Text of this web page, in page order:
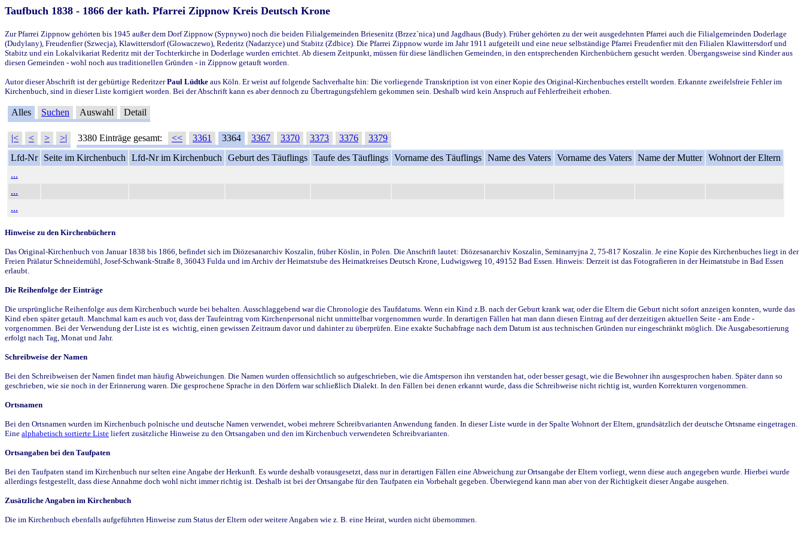
Taufbuch 1838 - 1866 der kath. Pfarrei Zippnow Kreis Deutsch Krone
Zur Pfarrei Zippnow gehörten bis 1945 außer dem Dorf Zippnow (Sypnywo) noch die beiden Filialgemeinden Briesenitz (Brzez`nica) und Jagdhaus (Budy). Früher gehörten zu der weit ausgedehnten Pfarrei auch die Filialgemeinden Doderlage
(Dudylany), Freudenfier (Szwecja), Klawittersdorf (Glowaczewo), Rederitz (Nadarzyce) und Stabitz (Zdbice). Die Pfarrei Zippnow wurde im Jahr 1911 aufgeteilt und eine neue selbständige Pfarrei Freudenfier mit den Filialen Klawittersdorf und
Stabitz und ein Lokalvikariat Rederitz mit der Tochterkirche in Doderlage wurden errichtet. Ab diesem Zeitpunkt, müssen für diese ländlichen Gemeinden, in den entsprechenden Kirchenbüchern gesucht werden. Übergangsweise sind Kinder aus
diesen Gemeinden - wohl noch aus traditionellen Gründen - in Zippnow getauft worden.
Autor dieser Abschrift ist der gebürtige RederitzerPaul Lüdtke aus Köln. Er weist auf folgende Sachverhalte hin: Die vorliegende Transkription ist von einer Kopie des Original-Kirchenbuches erstellt worden. Erkannte zweifelsfreie Fehler im
Kirchenbuch, sind in dieser Liste korrigiert worden. Bei der Abschrift kann es aber dennoch zu Übertragungsfehlern gekommen sein. Deshalb wird kein Anspruch auf Fehlerfreiheit erhoben.
Alles Suchen Auswahl Detail
|< < > >| 3380 Einträge gesamt: << 3361 3364 3367 3370 3373 3376
3379
Lfd-Nr
Seite im Kirchenbuch Lfd-Nr im Kirchenbuch Geburt des Täuflings Taufe des Täuflings Vorname des Täuflings Name des Vaters Vorname des Vaters Name der Mutter Wohnort der Eltern
...
...
...
Hinweise zu den Kirchenbüchern
Das Original-Kirchenbuch von Januar 1838 bis 1866, befindet sich im Diözesanarchiv Koszalin, früher Köslin, in Polen. Die Anschrift lautet: Diözesanarchiv Koszalin, Seminarryjna 2, 75-817 Koszalin. Je eine Kopie des Kirchenbuches liegt in der
Freien Prälatur Schneidemühl, Josef-Schwank-Straße 8, 36043 Fulda und im Archiv der Heimatstube des Heimatkreises Deutsch Krone, Ludwigsweg 10, 49152 Bad Essen. Hinweis: Derzeit ist das Fotografieren in der Heimatstube in Bad Essen
erlaubt.
Die Reihenfolge der Einträge
Die ursprüngliche Reihenfolge aus dem Kirchenbuch wurde bei behalten. Ausschlaggebend war die Chronologie des Taufdatums. Wenn ein Kind z.B. nach der Geburt krank war, oder die Eltern die Geburt nicht sofort anzeigen konnten, wurde das
Kind eben später getauft. Manchmal kam es auch vor, dass der Taufeintrag vom Kirchenpersonal nicht unmittelbar vorgenommen wurde. In derartigen Fällen hat man dann diesen Eintrag auf der derzeitigen aktuellen Seite - am Ende -
vorgenommen. Bei der Verwendung der Liste ist es wichtig, einen gewissen Zeitraum davor und dahinter zu überprüfen. Eine exakte Suchabfrage nach dem Datum ist aus technischen Gründen nur eingeschränkt möglich. Die Ausgabesortierung
erfolgt nach Tag, Monat und Jahr.
Schreibweise der Namen
Bei den Schreibweisen der Namen findet man häufig Abweichungen. Die Namen wurden offensichtlich so aufgeschrieben, wie die Amtsperson ihn verstanden hat, oder besser gesagt, wie die Bewohner ihn ausgesprochen haben. Später dann so
geschrieben, wie sie noch in der Erinnerung waren. Die gesprochene Sprache in den Dörfern war schließlich Dialekt. In den Fällen bei denen erkannt wurde, dass die Schreibweise nicht richtig ist, wurden Korrekturen vorgenommen.
Ortsnamen
Bei den Ortsnamen wurden im Kirchenbuch polnische und deutsche Namen verwendet, wobei mehrere Schreibvarianten Anwendung fanden. In dieser Liste wurde in der Spalte Wohnort der Eltern, grundsätzlich der deutsche Ortsname eingetragen.
Eine alphabetisch sortierte Liste liefert zusätzliche Hinweise zu den Ortsangaben und den im Kirchenbuch verwendeten Schreibvarianten.
Ortsangaben bei den Taufpaten
Bei den Taufpaten stand im Kirchenbuch nur selten eine Angabe der Herkunft. Es wurde deshalb vorausgesetzt, dass nur in derartigen Fällen eine Abweichung zur Ortsangabe der Eltern vorliegt, wenn diese auch angegeben wurde. Hierbei wurde
allerdings festgestellt, dass diese Annahme doch wohl nicht immer richtig ist. Deshalb ist bei der Ortsangabe für den Taufpaten ein Vorbehalt gegeben. Überwiegend kann man aber von der Richtigkeit dieser Angabe ausgehen.
Zusätzliche Angaben im Kirchenbuch
Die im Kirchenbuch ebenfalls aufgeführten Hinweise zum Status der Eltern oder weitere Angaben wie z. B. eine Heirat, wurden nicht übernommen.